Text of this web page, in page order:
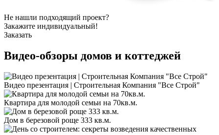
Не нашли подходящий проект?
Закажите индивидуальный!
Заказать
Видео-обзоры домов и коттеджей
Видео презентация | Строительная Компания "Все Строй"
Квартира для молодой семьи на 70кв.м.
Дом в березовой роще 333 кв.м.